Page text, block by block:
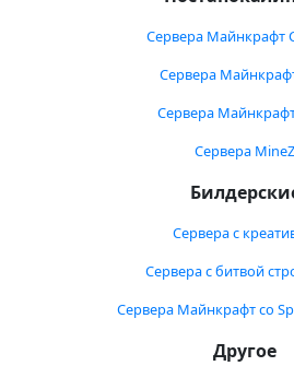
Сервера Майнкрафт
Сервера
Сервера
Сервера MineZ
Сервера с
Сервера с битвой
Сервера Майнкрафт со
Другое